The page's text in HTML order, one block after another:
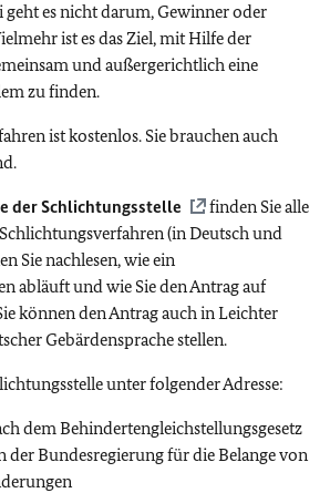
geht es nicht darum, Gewinner oder
ist es das Ziel, mit Hilfe der
und außergerichtlich eine
zu finden.
ist kostenlos. Sie brauchen auch
der Schlichtungsstelle
finden Sie alle
(in Deutsch und
Sie nachlesen, wie ein
abläuft und wie Sie den Antrag auf
können den Antrag auch in Leichter
Gebärdensprache stellen.
unter folgender Adresse:
dem Behindertengleichstellungsgesetz
der Bundesregierung für die Belange von